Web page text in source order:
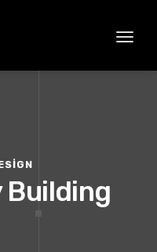
Toggle
Building